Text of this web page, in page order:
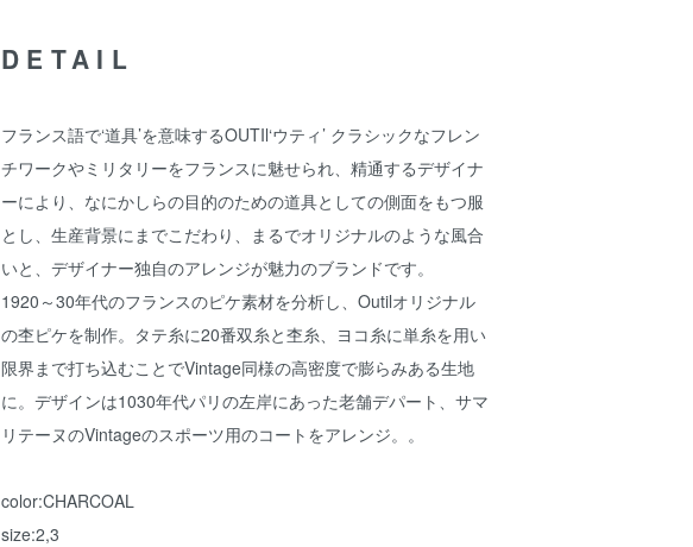
DETAIL
フランス語で‘道具’を意味するOUTIl‘ウティ’ クラシックなフレン
チワークやミリタリーをフランスに魅せられ、精通するデザイナ
ーにより、なにかしらの目的のための道具としての側面をもつ服
とし、生産背景にまでこだわり、まるでオリジナルのような風合
いと、デザイナー独自のアレンジが魅力のブランドです。
1920～30年代のフランスのピケ素材を分析し、Outilオリジナル
の杢ピケを制作。タテ糸に20番双糸と杢糸、ヨコ糸に単糸を用い
限界まで打ち込むことでVintage同様の高密度で膨らみある生地
に。デザインは1030年代パリの左岸にあった老舗デパート、サマ
リテーヌのVintageのスポーツ用のコートをアレンジ。。
color:CHARCOAL
size:2,3